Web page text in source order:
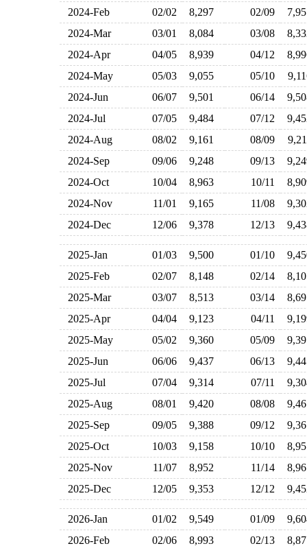
2024-Feb
02/02 8,297 02/09
2024-Mar
03/01 8,084 03/08
2024-Apr
04/05 8,939 04/12
2024-May
05/03 9,055 05/10
2024-Jun
06/07 9,501 06/14
2024-Jul
07/05 9,484 07/12
2024-Aug
08/02 9,161 08/09
2024-Sep
09/06 9,248 09/13
2024-Oct
10/04 8,963 10/11
2024-Nov
11/01 9,165 11/08
2024-Dec
12/06 9,378 12/13
2025-Jan 01/03 9,500 01/10
2025-Feb
02/07 8,148 02/14
2025-Mar
03/07 8,513 03/14
2025-Apr
04/04 9,123 04/11
2025-May
05/02 9,360 05/09
2025-Jun
06/06 9,437 06/13
2025-Jul
07/04 9,314 07/11
2025-Aug
08/01 9,420 08/08
2025-Sep
09/05 9,388 09/12
2025-Oct
10/03 9,158 10/10
2025-Nov
11/07 8,952 11/14
2025-Dec
12/05 9,353 12/12
2026-Jan 01/02 9,549 01/09
2026-Feb
02/06 8,993 02/13